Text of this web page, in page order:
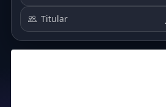
Titular